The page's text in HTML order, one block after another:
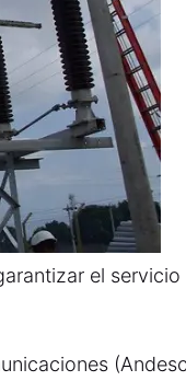
el servicio